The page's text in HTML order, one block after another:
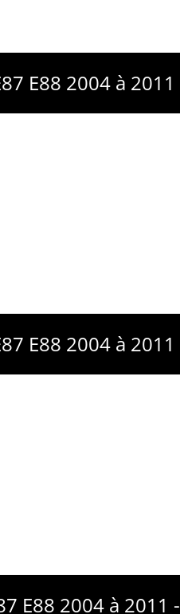
E88 2004 à 2011
E88 2004 à 2011
E88 2004 à 2011